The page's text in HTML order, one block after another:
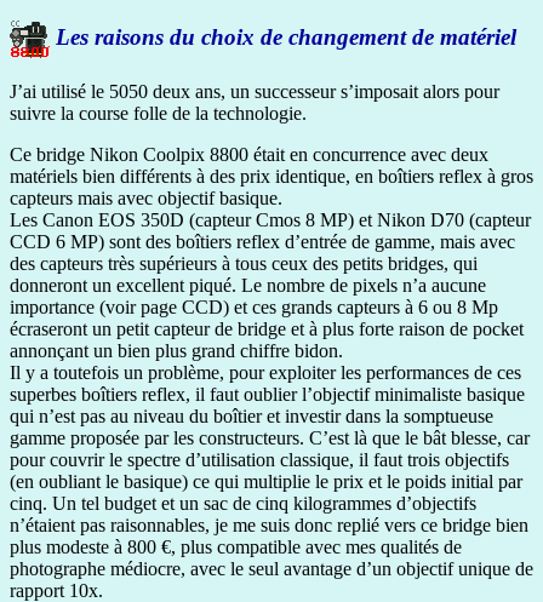
Les raisons du choix de changement de matériel
J’ai utilisé le 5050 deux ans, un successeur s’imposait alors pour
suivre la course folle de la technologie.
Ce bridge Nikon Coolpix 8800 était en concurrence avec deux
matériels bien différents à des prix identique, en boîtiers reflex à gros
capteurs mais avec objectif basique.
Les Canon EOS 350D (capteur Cmos 8 MP) et Nikon D70 (capteur
CCD 6 MP) sont des boîtiers reflex d’entrée de gamme, mais avec
des capteurs très supérieurs à tous ceux des petits bridges, qui
donneront un excellent piqué. Le nombre de pixels n’a aucune
importance (voir page CCD) et ces grands capteurs à 6 ou 8 Mp
écraseront un petit capteur de bridge et à plus forte raison de pocket
annonçant un bien plus grand chiffre bidon.
Il y a toutefois un problème, pour exploiter les performances de ces
superbes boîtiers reflex, il faut oublier l’objectif minimaliste basique
qui n’est pas au niveau du boîtier et investir dans la somptueuse
gamme proposée par les constructeurs. C’est là que le bât blesse, car
pour couvrir le spectre d’utilisation classique, il faut trois objectifs
(en oubliant le basique) ce qui multiplie le prix et le poids initial par
cinq. Un tel budget et un sac de cinq kilogrammes d’objectifs
n’étaient pas raisonnables, je me suis donc replié vers ce bridge bien
plus modeste à 800 €, plus compatible avec mes qualités de
photographe médiocre, avec le seul avantage d’un objectif unique de
rapport 10x.